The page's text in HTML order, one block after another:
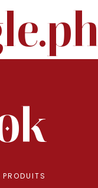
PRODUITS